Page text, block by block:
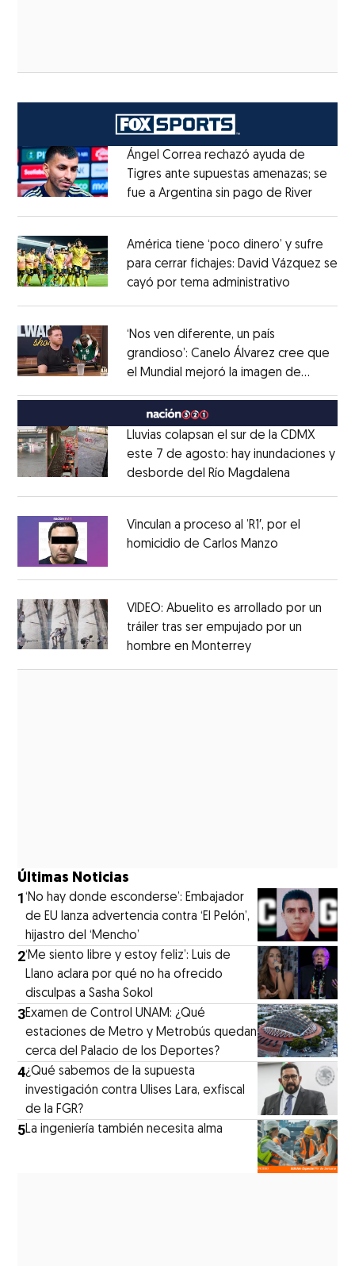
Ángel Correa rechazó ayuda de
Tigres ante supuestas amenazas; se
fue a Argentina sin pago de RiverOpens
América tiene ‘poco dinero’ y sufre
para cerrar fichajes: David Vázquez se
cayó por tema administrativo
‘Nos ven diferente, un país
grandioso’: Canelo Álvarez cree que
el Mundial mejoró la imagen de
MéxicoOpens in new window
Lluvias colapsan el sur de la CDMX
este 7 de agosto: hay inundaciones y
desborde del Río Magdalena
Vinculan a proceso al ’R1′, por el
homicidio de Carlos Manzo
VIDEO: Abuelito es arrollado por un
tráiler tras ser empujado por un
hombre en MonterreyOpens in new
Últimas Noticias
1‘No hay donde esconderse’: Embajador
de EU lanza advertencia contra ‘El Pelón’,
hijastro del ‘Mencho’
2‘Me siento libre y estoy feliz’: Luis de
Llano aclara por qué no ha ofrecido
disculpas a Sasha Sokol
3Examen de Control UNAM: ¿Qué
estaciones de Metro y Metrobús quedan
cerca del Palacio de los Deportes?
4¿Qué sabemos de la supuesta
investigación contra Ulises Lara, exfiscal
de la FGR?
5La ingeniería también necesita alma